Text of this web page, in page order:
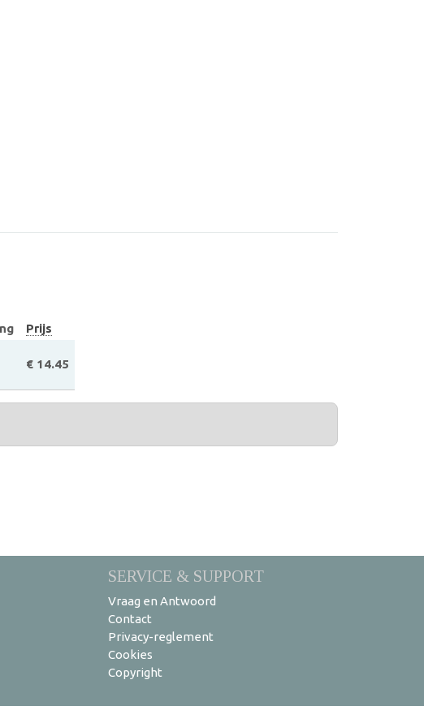
Prijs
€ 14.45
SERVICE & SUPPORT
Vraag en Antwoord
Contact
Privacy-reglement
Cookies
Copyright